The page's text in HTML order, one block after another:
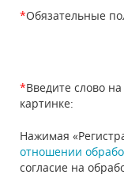
*Обязательные
*Введите слово на
картинке:
Нажимая
отношении
согласие на